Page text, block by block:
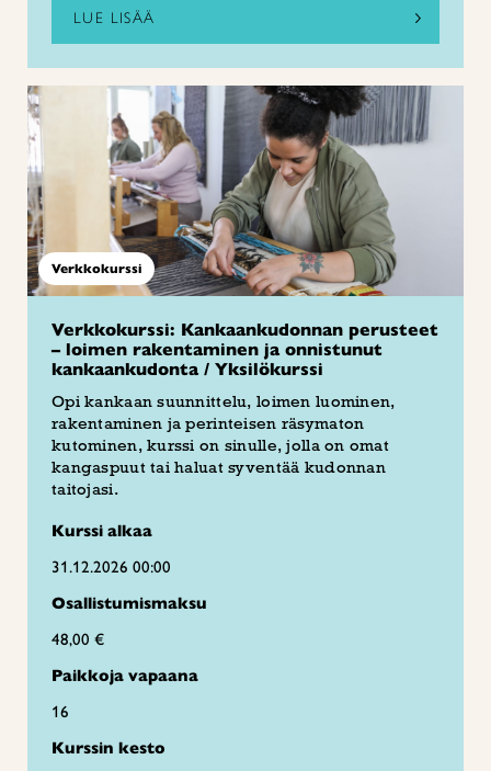
LUE LISÄÄ
Verkkokurssi
Verkkokurssi: Kankaankudonnan perusteet
– loimen rakentaminen ja onnistunut
kankaankudonta / Yksilökurssi
Opi kankaan suunnittelu, loimen luominen,
rakentaminen ja perinteisen räsymaton
kutominen, kurssi on sinulle, jolla on omat
kangaspuut tai haluat syventää kudonnan
taitojasi.
Kurssi alkaa
31.12.2026 00:00
Osallistumismaksu
48,00 €
Paikkoja vapaana
16
Kurssin kesto